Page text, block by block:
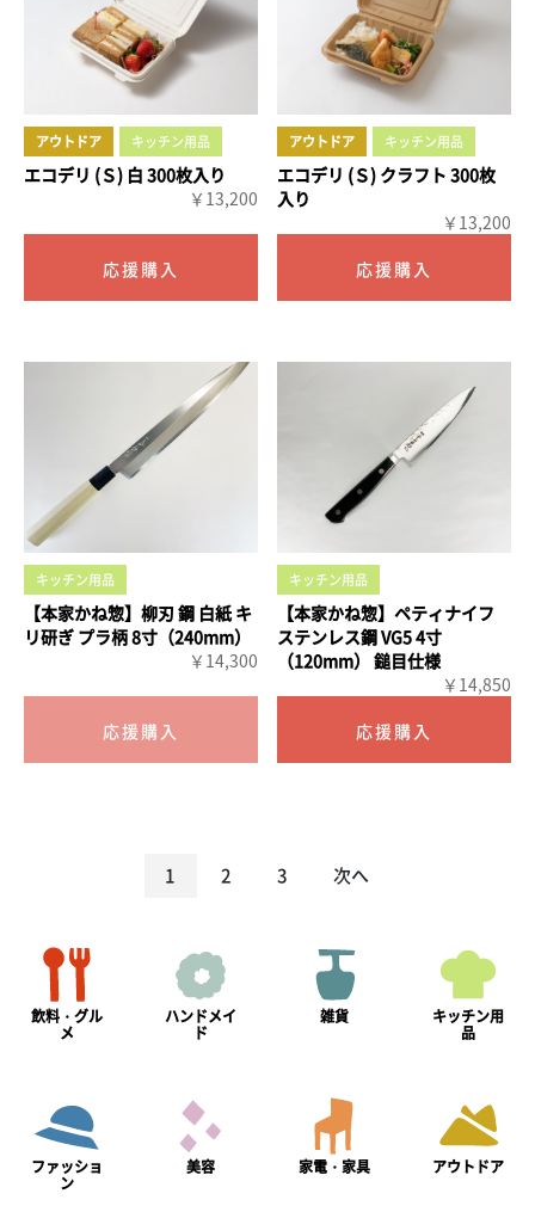
アウトドア キッチン用品
エコデリ (Ｓ) 白 300枚入り
￥13,200
アウトドア キッチン用品
エコデリ (Ｓ) クラフト 300枚
入り
￥13,200
キッチン用品
【本家かね惣】柳刃 鋼 白紙 キ
リ研ぎ プラ柄 8寸（240mm）
￥14,300
キッチン用品
【本家かね惣】ペティナイフ
ステンレス鋼 VG5 4寸
（120mm） 鎚目仕様
￥14,850
1 2 3 次へ
飲料・グル
メ
ハンドメイ
ド
雑貨 キッチン用
品
ファッショ
ン
美容 家電・家具 アウトドア